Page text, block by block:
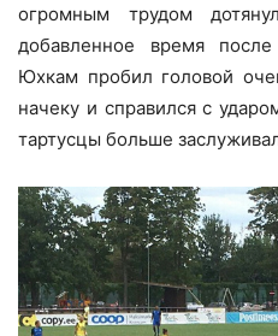
огромным трудом
добавленное время
Юхкам пробил головой
начеку и справился с
тартусцы больше